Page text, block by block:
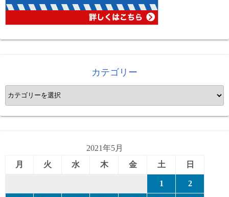
カテゴリー
カ
テ
ゴ
2021年5月
月
火 水 木 金 土 日
1 2